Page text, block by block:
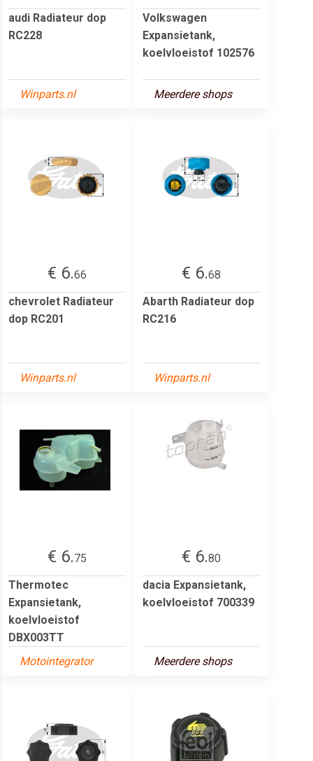
audi Radiateur dop
RC228
Winparts.nl
Volkswagen
Expansietank,
koelvloeistof 102576
Meerdere shops
€ 6.66
chevrolet Radiateur
dop RC201
Winparts.nl
€ 6.68
Abarth Radiateur dop
RC216
Winparts.nl
€ 6.75
Thermotec
Expansietank,
koelvloeistof
DBX003TT
Motointegrator
€ 6.80
dacia Expansietank,
koelvloeistof 700339
Meerdere shops